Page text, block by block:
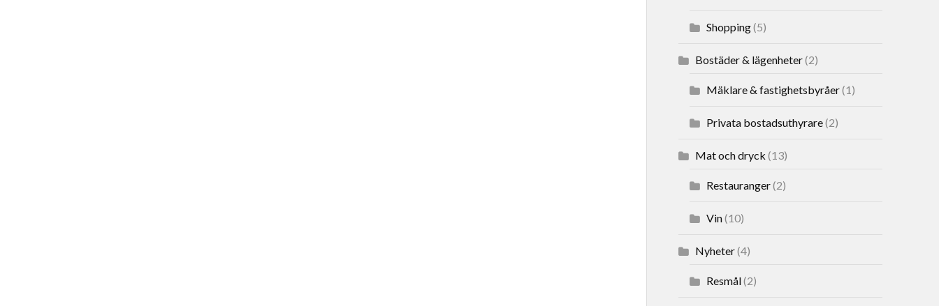
Shopping(5)
Bostäder & lägenheter(2)
Mäklare & fastighetsbyråer(1)
Privata bostadsuthyrare(2)
Mat och dryck (13)
Restauranger(2)
Vin(10)
Nyheter(4)
Resmål(2)